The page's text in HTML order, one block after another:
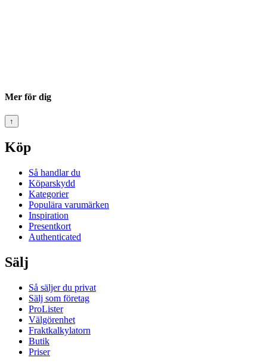
Mer för dig
↑
Köp
Så handlar du
Köparskydd
Kategorier
Populära varumärken
Inspiration
Presentkort
Authenticated
Sälj
Så säljer du privat
Sälj som företag
ProLister
Välgörenhet
Fraktkalkylatorn
Butik
Priser